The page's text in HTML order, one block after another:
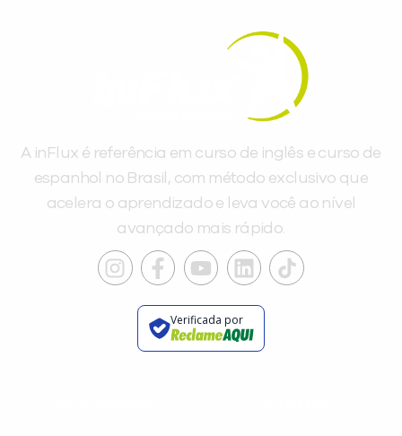
A inFlux é referência em curso de inglês e curso de
espanhol no Brasil, com método exclusivo que
acelera o aprendizado e leva você ao nível
avançado mais rápido.
Verificada por